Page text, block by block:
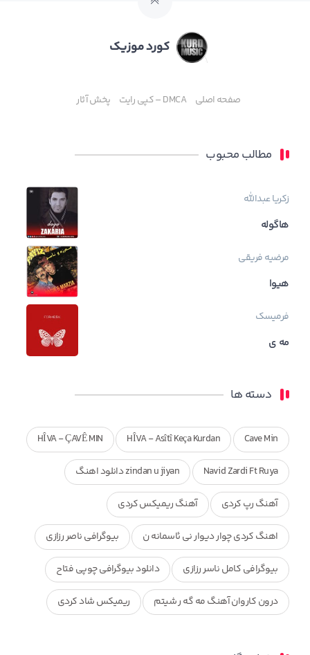
کورد موزیک
صفحه اصلی DMCA – کپی رایت پخش آثار
مطالب محبوب
زکریا عبدالله
هاگوله
مرضیه فریقی
هیوا
فرمیسک
مه ی
دسته ها
Cave Min
HÎVA - Asîtî Keça Kurdan
HÎVA - ÇAVÊ MIN
Navid Zardi Ft Ruya zindan u jiyan دانلود اهنگ
آهنگ رپ کردی آهنگ ریمیکس کردی
اهنگ کردی چوار دیوار نی ئاسمانه ن بیوگرافی ناصر رزازی
بیوگرافی کامل ناسر رزازی دانلود بیوگرافی چوپی فتاح
درون کاروان آهنگ مه گه ر شیتم ریمیکس شاد کردی